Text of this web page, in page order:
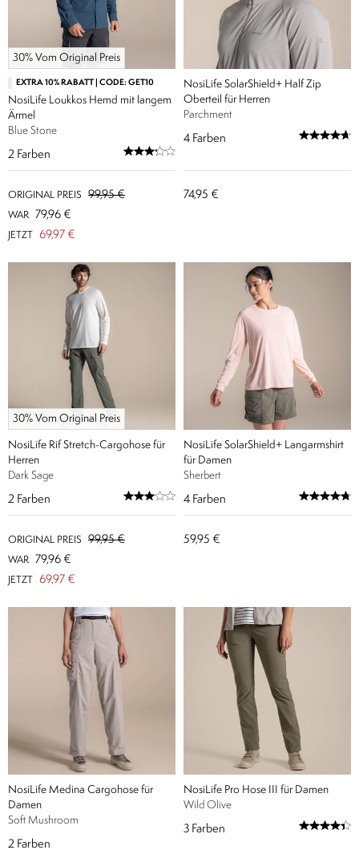
30% Vom Original Preis
EXTRA 10% RABATT | CODE: GET10
NosiLife Loukkos Hemd mit langem
Ärmel
Blue Stone
2 Farben
ORIGINAL PREIS 99,95 €
WAR 79,96 €
JETZT 69,97 €
NosiLife SolarShield+ Half Zip
Oberteil für Herren
Parchment
4 Farben
74,95 €
30% Vom Original Preis
NosiLife Rif Stretch-Cargohose für
Herren
Dark Sage
2 Farben
ORIGINAL PREIS 99,95 €
WAR 79,96 €
JETZT 69,97 €
NosiLife SolarShield+ Langarmshirt
für Damen
Sherbert
4 Farben
59,95 €
NosiLife Medina Cargohose für
Damen
Soft Mushroom
2 Farben
NosiLife Pro Hose III für Damen
Wild Olive
3 Farben